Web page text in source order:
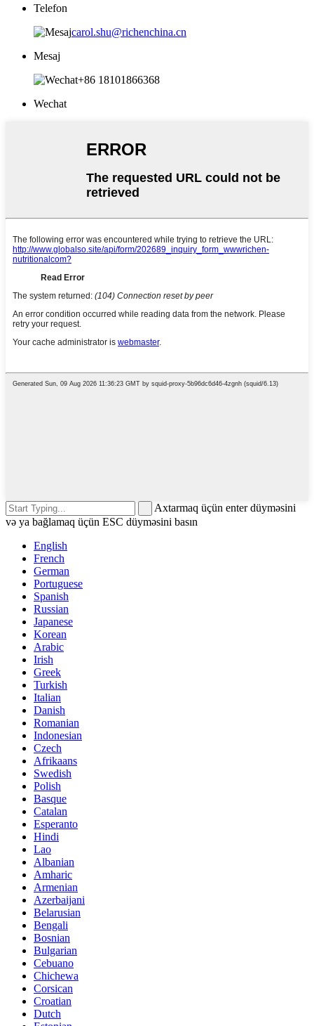
Telefon
carol.shu@richenchina.cn
Mesaj
+86 18101866368
Wechat
Axtarmaq üçün enter düyməsini
və ya bağlamaq üçün ESC düyməsini basın
English
French
German
Portuguese
Spanish
Russian
Japanese
Korean
Arabic
Irish
Greek
Turkish
Italian
Danish
Romanian
Indonesian
Czech
Afrikaans
Swedish
Polish
Basque
Catalan
Esperanto
Hindi
Lao
Albanian
Amharic
Armenian
Azerbaijani
Belarusian
Bengali
Bosnian
Bulgarian
Cebuano
Chichewa
Corsican
Croatian
Dutch